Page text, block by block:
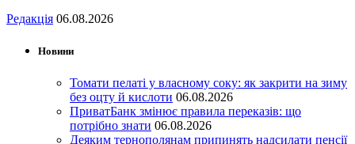
Редакція 06.08.2026
Новини
Томати пелаті у власному соку: як закрити на зиму
без оцту й кислоти 06.08.2026
ПриватБанк змінює правила переказів: що
потрібно знати 06.08.2026
Деяким тернополянам припинять надсилати пенсії